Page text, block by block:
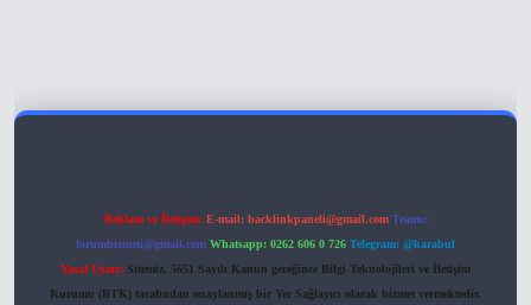
Reklam ve İletişim: E-mail: backlinkpaneli@gmail.com Teams:
forumhizmeti@gmail.com Whatsapp: 0262 606 0 726 Telegram: @karabul
Yasal Uyarı: Sitemiz, 5651 Sayılı Kanun gereğince Bilgi Teknolojileri ve İletişim
Kurumu (BTK) tarafından onaylanmış bir Yer Sağlayıcı olarak hizmet vermektedir.